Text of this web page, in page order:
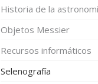
Historia de la
Objetos Messier
Recursos informáticos
Selenografía